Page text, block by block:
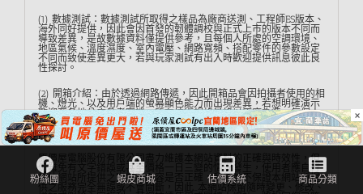
(1) 數據測試：數據測試所取得之樣品為廠商送測、工程師ES版本、
海外同好提供，因此會因首發的韌體調校與正式上市的版本不同而
導致差異，是故數據資料僅提供參考，且每個人所處的空調環境、
地區氣候、溫度濕度、室內電壓、網路寬頻、搭配零件的參數設定
不同而致使差異更大，若與玩家測試有出入時歡迎提供訊息彼此良
性探討。
(2) 開箱介紹：由於透過網路傳遞，因此開箱品會因拍攝者使用的相
機、燈光、以及用戶端的螢幕顯色能力而出現差異，若想明確演示
歡迎至各地分店參考實機，所有技術規格最終以原廠為準，每個人
在意的點不盡相同，文章無法太過冗長，若有疏漏之處歡迎告知，
我們得以隨時補充。
原價屋電腦股份有限公司盡力維護本網站資料的正確與時效性，但
仍難免有文字錯誤或甚至價格一日三變的情況發生，使用者應自行
評估網站所提供之資料和內容是否正確，我們並不保證本網站所提
供之服務完全無誤或不會間斷，因此…本網站保留隨時變更、修改、
×